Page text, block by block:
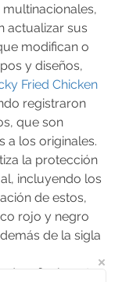
actualizar sus
modifican o
y diseños,
Fried Chicken
registraron
que son
a los originales.
la protección
incluyendo los
de estos,
rojo y negro
de la sigla
y finalmente